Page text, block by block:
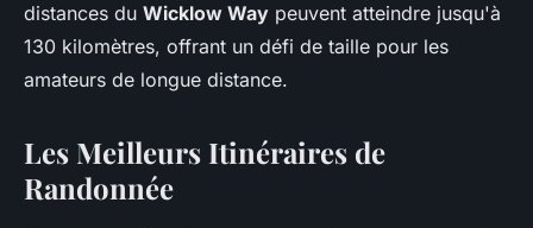
distances du Wicklow Way peuvent atteindre jusqu'à
130 kilomètres, offrant un défi de taille pour les
amateurs de longue distance.
Les Meilleurs Itinéraires de
Randonnée